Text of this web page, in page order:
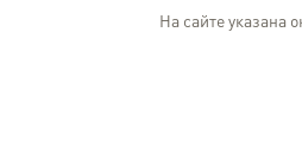
На сайте указана